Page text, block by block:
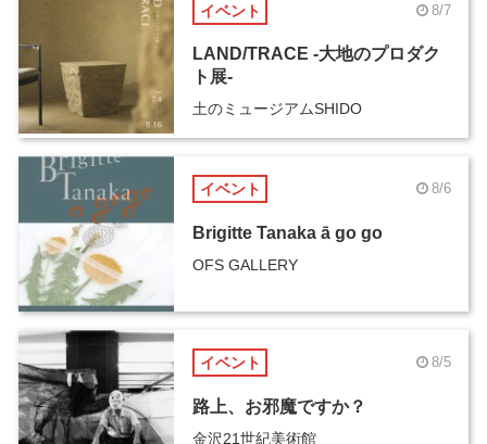
イベント 8/7
LAND/TRACE -大地のプロダク
ト展-
土のミュージアムSHIDO
イベント 8/6
Brigitte Tanaka ā go go
OFS GALLERY
イベント 8/5
路上、お邪魔ですか？
金沢21世紀美術館